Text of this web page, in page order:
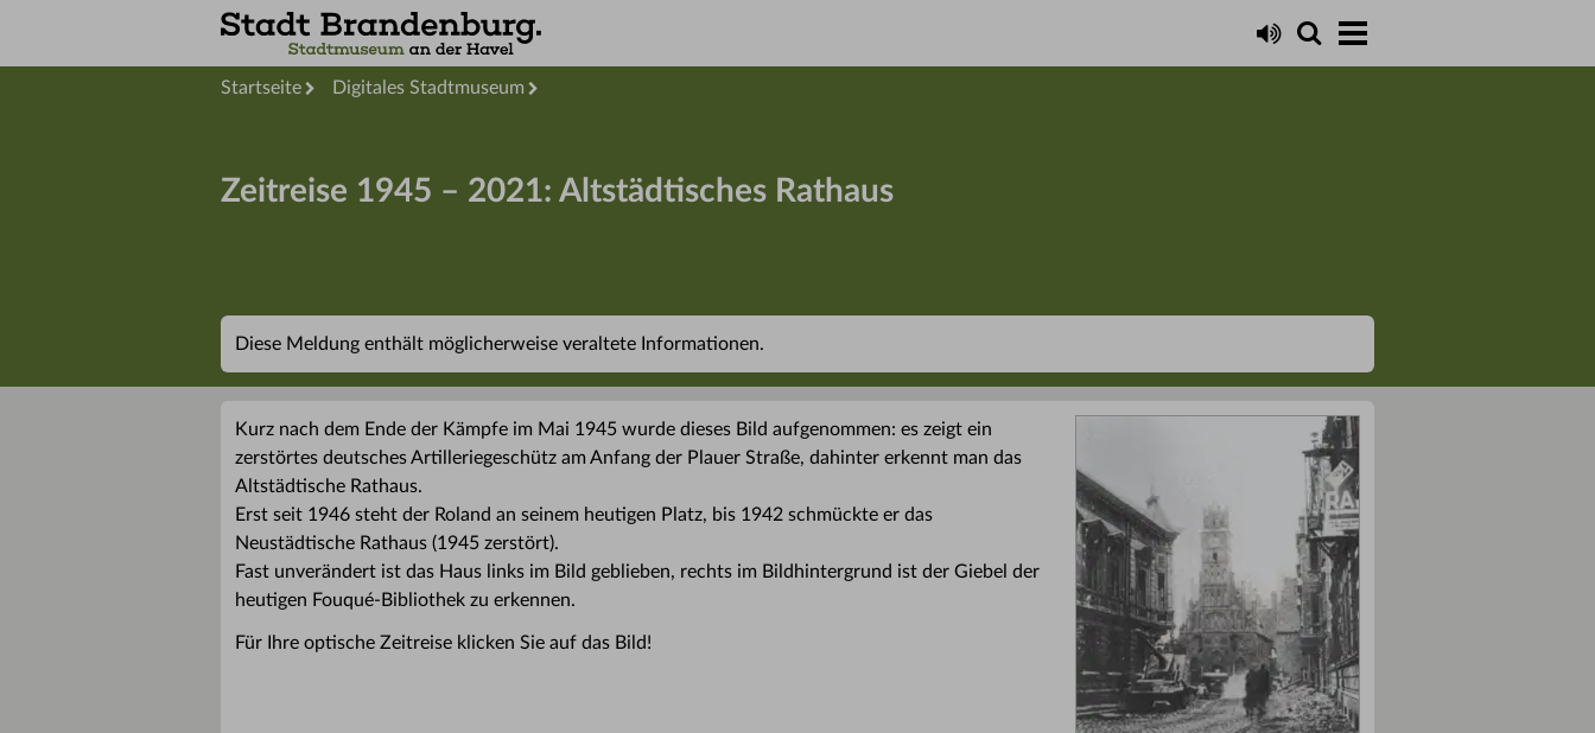
Startseite Digitales Stadtmuseum
Zeitreise 1945 – 2021: Altstädtisches Rathaus
Diese Meldung enthält möglicherweise veraltete Informationen.
Kurz nach dem Ende der Kämpfe im Mai 1945 wurde dieses Bild aufgenommen: es zeigt ein
zerstörtes deutsches Artilleriegeschütz am Anfang der Plauer Straße, dahinter erkennt man das
Altstädtische Rathaus.
Erst seit 1946 steht der Roland an seinem heutigen Platz, bis 1942 schmückte er das
Neustädtische Rathaus (1945 zerstört).
Fast unverändert ist das Haus links im Bild geblieben, rechts im Bildhintergrund ist der Giebel der
heutigen Fouqué-Bibliothek zu erkennen.
Für Ihre optische Zeitreise klicken Sie auf das Bild!